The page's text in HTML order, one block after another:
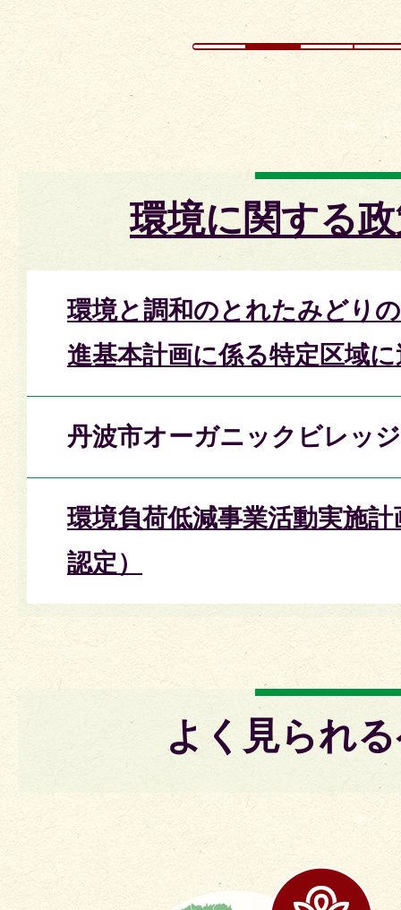
環境に関する
環境と調和のとれたみどり
進基本計画に係る特定区域
丹波市オーガニックビレッ
環境負荷低減事業活動実施
認定）
よく見られ